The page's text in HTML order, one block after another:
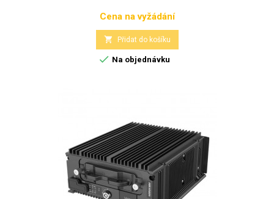
Cena
Cena na vyžádání
 Přidat do košíku
 Na objednávku